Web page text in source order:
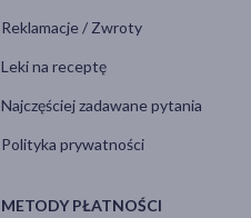
Reklamacje / Zwroty
Leki na receptę
Najczęściej zadawane pytania
Polityka prywatności
METODY PŁATNOŚCI